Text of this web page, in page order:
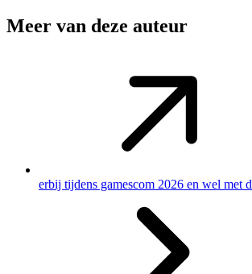
Meer van deze auteur
erbij tijdens gamescom 2026 en wel met